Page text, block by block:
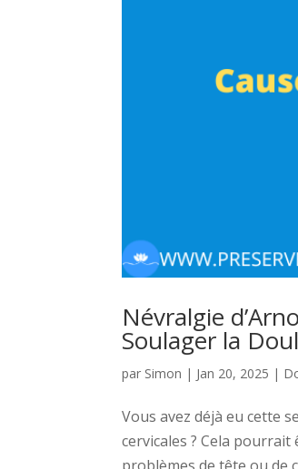
Névralgie
Soulager la
par Simon | Jan 20, 2025 |
Vous avez déjà eu cette
cervicales ? Cela